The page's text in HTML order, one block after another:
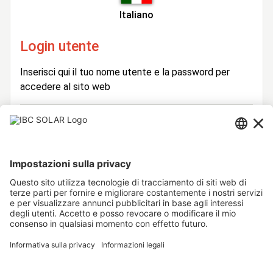
Italiano
Login utente
Inserisci qui il tuo nome utente e la password per
accedere al sito web
Login
Utente
Password
Rimani connesso
Hai dimenticato la password?